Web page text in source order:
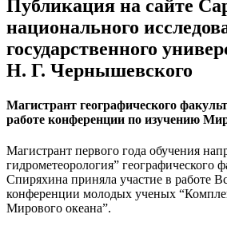
Публикация на сайте
национального
государственного
Н. Г. Чернышевского
Магистрант географического
работе конференции по изучению
Магистрант первого года обучения
гидрометеорология” географического
Спиряхина приняла участие в работе
конференции молодых ученых
Мирового океана”.